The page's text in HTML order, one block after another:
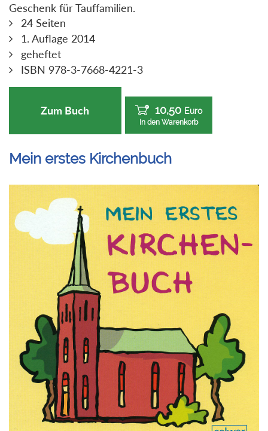
Geschenk für Tauffamilien.
24 Seiten
1. Auflage 2014
geheftet
ISBN 978-3-7668-4221-3
Zum Buch 10,50 Euro
In den Warenkorb
Mein erstes Kirchenbuch